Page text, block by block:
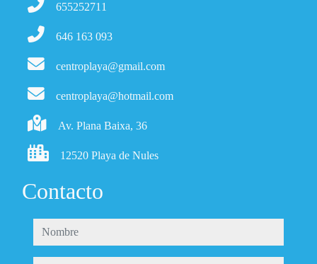
655252711
646 163 093
centroplaya@gmail.com
centroplaya@hotmail.com
Av. Plana Baixa, 36
12520 Playa de Nules
Contacto
nombre